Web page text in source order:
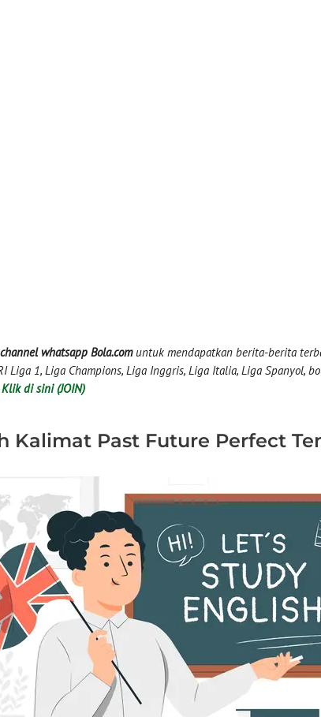
channel whatsapp Bola.comuntuk mendapatkan berita-berita
Liga 1, Liga Champions, Liga Inggris, Liga Italia, Liga Spanyol,
Klik di sini (JOIN)
Kalimat Past Future Perfect